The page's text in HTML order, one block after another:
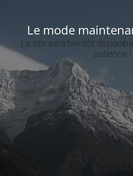
Le mode
Le site sera bientôt
patience !